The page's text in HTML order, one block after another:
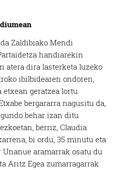
Zaldibiako Mendi
handiarekin
atera dira lasterketa luzeko
ibilbidearen ondoren,
geratzea lortu.
bergararra nagusitu da,
behar izan ditu
berriz, Claudia
bi ordu, 35 minutu eta
aramarrak osatu du
Aritz Egea zumarragarrak